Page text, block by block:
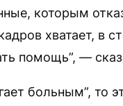
которым
хватает, в
помощь”, —
больным”, то